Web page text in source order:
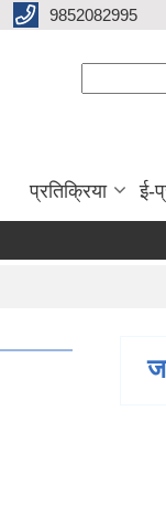
9852082995
प्रतिक्रिया ई-